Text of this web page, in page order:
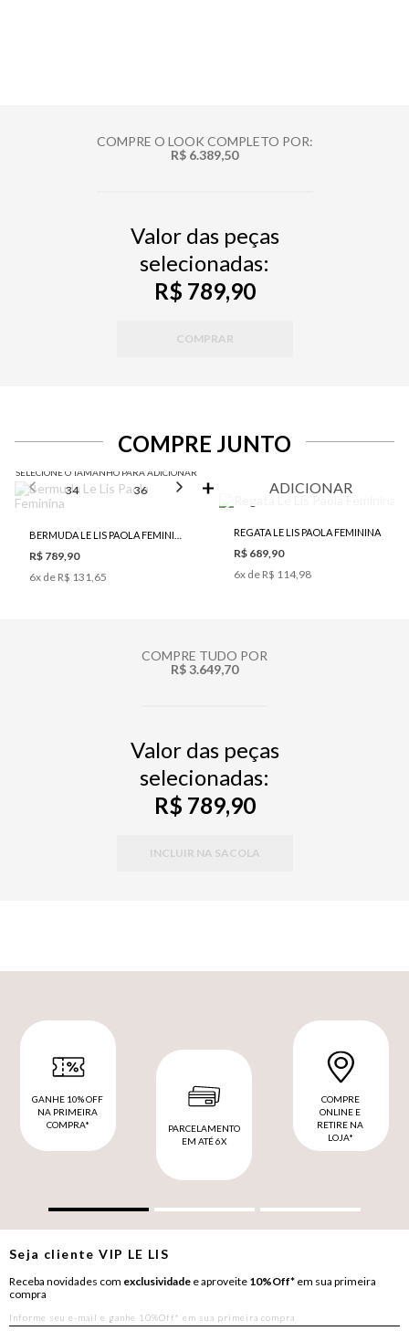
COMPRE O LOOK COMPLETO POR:
R$ 6.389,50
Valor das peças
selecionadas:
R$ 789,90
COMPRAR
COMPRE JUNTO
SELECIONE O TAMANHO PARA ADICIONAR
34 36 38 40 42
R$ 789,90
6x de R$ 131,65
ADICIONAR
REGATA LE LIS PAOLA FEMININA
R$ 689,90
6x de R$ 114,98
COMPRE TUDO POR
R$ 3.649,70
Valor das peças
selecionadas:
R$ 789,90
INCLUIR NA SACOLA
GANHE 10% OFF
NA PRIMEIRA
COMPRA*
PARCELAMENTO
EM ATÉ 6X
COMPRE
ONLINE E
RETIRE NA
LOJA*
Seja clienteVIP LE LIS
Receba novidades com exclusividade e aproveite 10%Off* em sua primeira
compra